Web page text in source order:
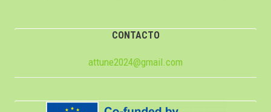
CONTACTO
attune2024@gmail.com